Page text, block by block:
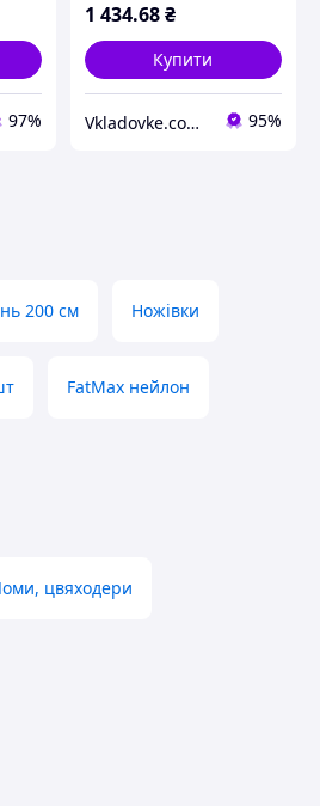
97%
1 434.68₴
Купити
Vkladovke.com.ua 95%
200 см Ножівки
FatMax нейлон
цвяходери